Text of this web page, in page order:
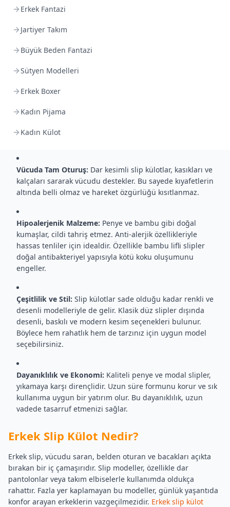
Erkek Fantazi
Jartiyer Takım
Büyük Beden Fantazi
Sütyen Modelleri
Erkek Boxer
Kadın Pijama
Kadın Külot
katar; hipoalerjenik yapısı
bile güvenle kullanılabilir.
olmaları sayesinde slip
iç giyim tercihi olarak öne çıkar.
Yumuşak dokusu sayesinde bedene mükemmel uyum
sağlar. Nefes alabilen özellikleriyle ter tutmaz, gün boyu
Vücuda Tam Oturuş: Dar kesimli slip külotlar, kasıkları ve
kalçaları sararak vücudu destekler. Bu sayede kıyafetlerin
altında belli olmaz ve hareket özgürlüğü kısıtlanmaz.
Hipoalerjenik Malzeme: Penye ve bambu gibi doğal
kumaşlar, cildi tahriş etmez. Anti-alerjik özellikleriyle
hassas tenliler için idealdir. Özellikle bambu lifli slipler
doğal antibakteriyel yapısıyla kötü koku oluşumunu
engeller.
Çeşitlilik ve Stil: Slip külotlar sade olduğu kadar renkli ve
desenli modelleriyle de gelir. Klasik düz slipler dışında
desenli, baskılı ve modern kesim seçenekleri bulunur.
Böylece hem rahatlık hem de tarzınız için uygun model
seçebilirsiniz.
Dayanıklılık ve Ekonomi: Kaliteli penye ve modal slipler,
yıkamaya karşı dirençlidir. Uzun süre formunu korur ve sık
kullanıma uygun bir yatırım olur. Bu dayanıklılık, uzun
vadede tasarruf etmenizi sağlar.
Erkek Slip Külot Nedir?
Erkek slip, vücudu saran, belden oturan ve bacakları açıkta
bırakan bir iç çamaşırıdır. Slip modeller, özellikle dar
pantolonlar veya takım elbiselerle kullanımda oldukça
rahattır. Fazla yer kaplamayan bu modeller, günlük yaşantıda
konfor arayan erkeklerin vazgeçilmezidir. Erkek slip külot